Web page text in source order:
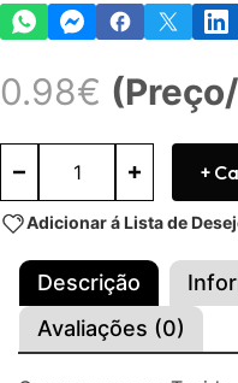
0.98€
+
Adicionar á Lista de
Descrição
Avaliações (0)